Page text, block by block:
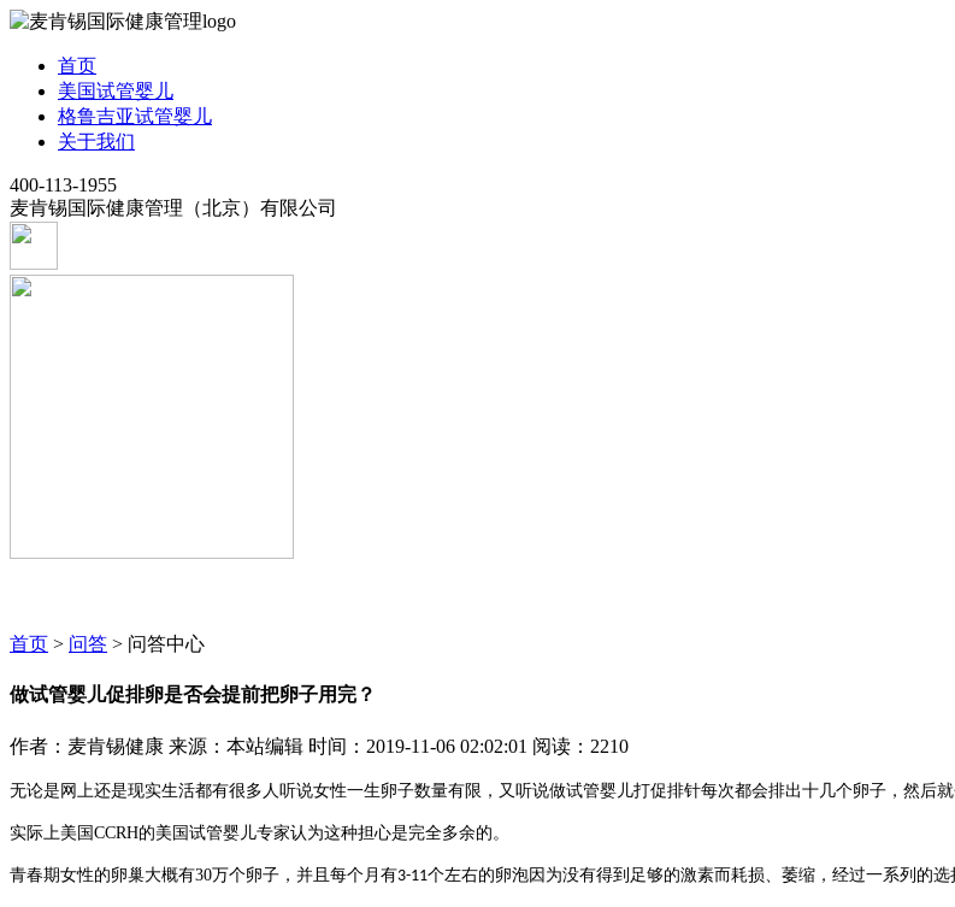
首页
美国试管婴儿
格鲁吉亚试管婴儿
关于我们
400-113-1955
麦肯锡国际健康管理（北京）有限公司
首页 > 问答 > 问答中心
做试管婴儿促排卵是否会提前把卵子用完？
作者：麦肯锡健康 来源：本站编辑 时间：2019-11-06 02:02:01 阅读：2210
无论是网上还是现实生活都有很多人听说女性一生卵子数量有限，又听说做试管婴儿打促排针每次都会排出十几个卵子， 然后
实际上美国CCRH的美国试管婴儿专家认为这种担心是完全多余的。
青春期女性的卵巢大概有30万个卵子，并且每个月有3-11个左右的卵泡因为没有得到足够的激素而耗损、萎缩，经过一系列的